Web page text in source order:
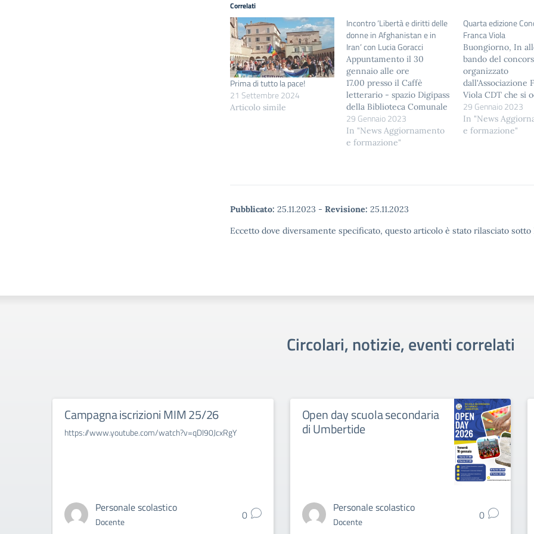
Correlati
Prima di tutto la pace!
21 Settembre 2024
Articolo simile
Incontro ‘Libertà e diritti delle
donne in Afghanistan e in
Iran’ con Lucia Goracci
Appuntamento il 30
gennaio alle ore
17.00 presso il Caffè
letterario - spazio Digipass
della Biblioteca Comunale
di Terni con ‘Libertà e
diritti delle donne in
Afghanistan e in Iran’.
abituata a dare
informazioni direttamente
dalle zone…
29 Gennaio 2023
In "News Aggiornamento
e formazione"
Quarta edizione
Franca Viola
Buongiorno, In
bando del
organizzato
dall'Associazione
Viola CDT che si
di
la violenza sulle
Quest'anno la
riflettere sugli
29 Gennaio 2023
In "News
e formazione"
Pubblicato: 25.11.2023 - Revisione: 25.11.2023
Eccetto dove diversamente specificato, questo articolo è stato rilasciato
Circolari, notizie, eventi correlati
Campagna iscrizioni MIM 25/26
https://www.youtube.com/watch?v=qDI90JcxRgY
Personale scolastico
Docente 0
Open day scuola secondaria
di Umbertide
Personale scolastico
Docente 0